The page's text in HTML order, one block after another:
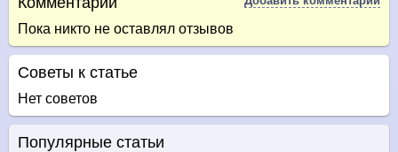
Пока никто не оставлял отзывов
Советы к статье
Нет советов
Популярные статьи